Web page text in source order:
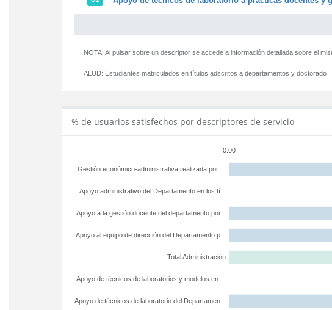
NOTA: Al pulsar sobre un descriptor se accede a información detallada sobre el
ALUD: Estudiantes matriculados en títulos adscritos a departamentos y doctorado
% de usuarios satisfechos por descriptores de servicio
0.00
Apoyo de técnicos de laboratorio del Departamen...
Apoyo de técnicos de laboratorios y modelos en ...
Total Administración
Apoyo al equipo de dirección del Departamento p...
Apoyo a la gestión docente del departamento por...
Apoyo administrativo del Departamento en los tí...
Gestión económico-administrativa realizada por ...